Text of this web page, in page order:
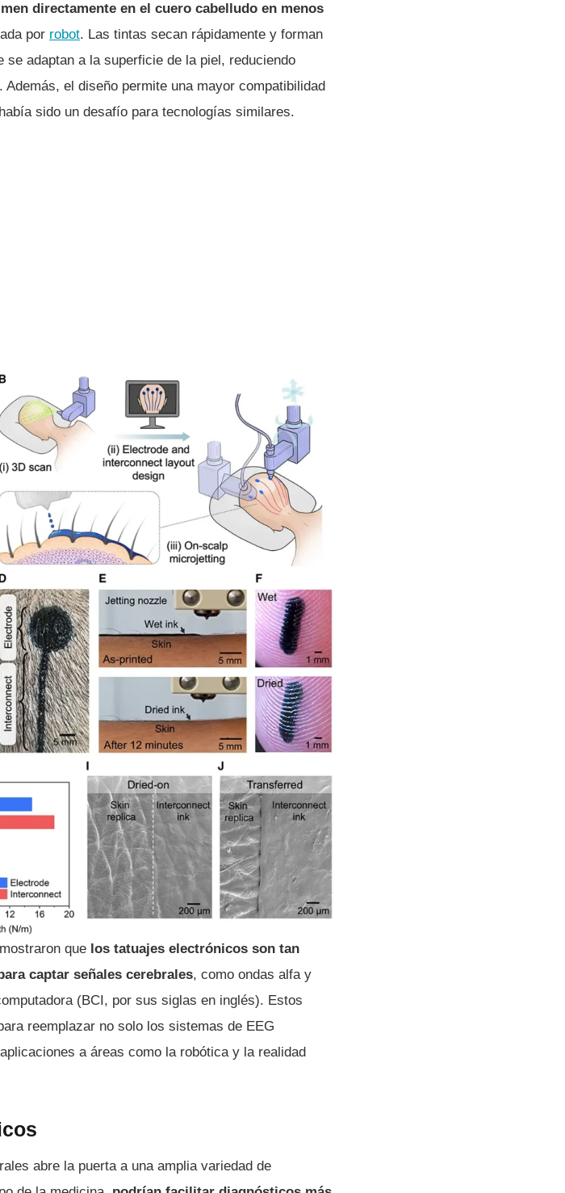
directamente en el cuero cabelludo en menos
por robot. Las tintas secan rápidamente y forman
adaptan a la superficie de la piel, reduciendo
el diseño permite una mayor compatibilidad
sido un desafío para tecnologías similares.
que los tatuajes electrónicos son tan
captar señales cerebrales, como ondas alfa y
(BCI, por sus siglas en inglés). Estos
reemplazar no solo los sistemas de EEG
a áreas como la robótica y la realidad
abre la puerta a una amplia variedad de